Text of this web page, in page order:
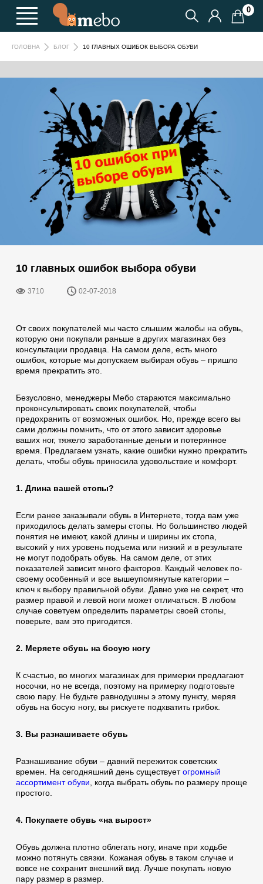
0
ГОЛОВНА БЛОГ 10 ГЛАВНЫХ ОШИБОК ВЫБОРА ОБУВИ
10 главных ошибок выбора обуви
3710 02-07-2018
От своих покупателей мы часто слышим жалобы на обувь,
которую они покупали раньше в других магазинах без
консультации продавца. На самом деле, есть много
ошибок, которые мы допускаем выбирая обувь – пришло
время прекратить это.
Безусловно, менеджеры Мебо стараются максимально
проконсультировать своих покупателей, чтобы
предохранить от возможных ошибок. Но, прежде всего вы
сами должны помнить, что от этого зависит здоровье
ваших ног, тяжело заработанные деньги и потерянное
время. Предлагаем узнать, какие ошибки нужно прекратить
делать, чтобы обувь приносила удовольствие и комфорт.
1. Длина вашей стопы?
Если ранее заказывали обувь в Интернете, тогда вам уже
приходилось делать замеры стопы. Но большинство людей
понятия не имеют, какой длины и ширины их стопа,
высокий у них уровень подъема или низкий и в результате
не могут подобрать обувь. На самом деле, от этих
показателей зависит много факторов. Каждый человек по-
своему особенный и все вышеупомянутые категории –
ключ к выбору правильной обуви. Давно уже не секрет, что
размер правой и левой ноги может отличаться. В любом
случае советуем определить параметры своей стопы,
поверьте, вам это пригодится.
2. Меряете обувь на босую ногу
К счастью, во многих магазинах для примерки предлагают
носочки, но не всегда, поэтому на примерку подготовьте
свою пару. Не будьте равнодушны э этому пункту, меряя
обувь на босую ногу, вы рискуете подхватить грибок.
3. Вы разнашиваете обувь
Разнашивание обуви – давний пережиток советских
времен. На сегодняшний день существуетогромный
ассортимент обуви , когда выбрать обувь по размеру проще
простого.
4. Покупаете обувь «на вырост»
Обувь должна плотно облегать ногу, иначе при ходьбе
можно потянуть связки. Кожаная обувь в таком случае и
вовсе не сохранит внешний вид. Лучше покупать новую
пару размер в размер.